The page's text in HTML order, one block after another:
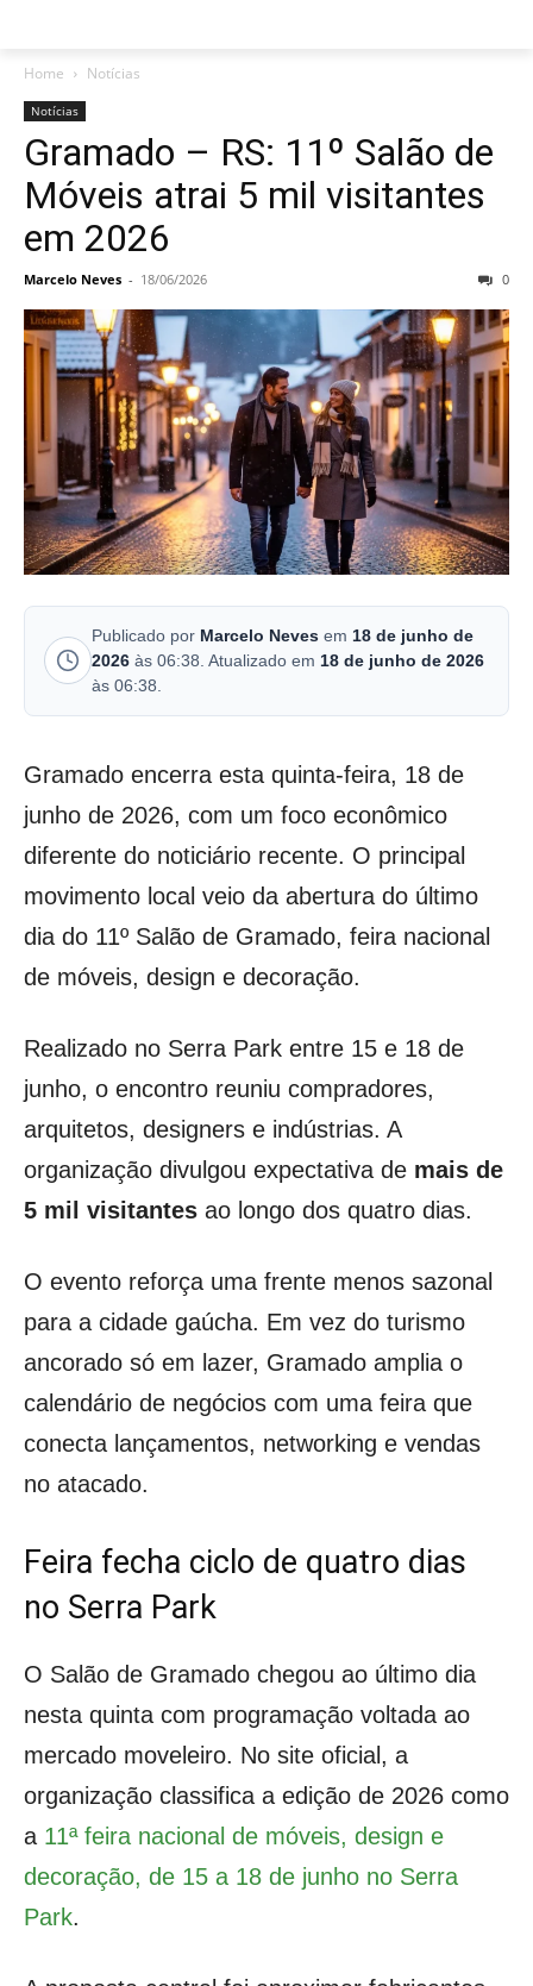
Home Notícias
Notícias
Gramado – RS: 11º Salão de
Móveis atrai 5 mil visitantes
em 2026
Marcelo Neves - 18/06/2026 0
Publicado por Marcelo Neves em 18 de junho de
2026 às 06:38. Atualizado em 18 de junho de 2026
às 06:38.
Gramado encerra esta quinta-feira, 18 de
junho de 2026, com um foco econômico
diferente do noticiário recente. O principal
movimento local veio da abertura do último
dia do 11º Salão de Gramado, feira nacional
de móveis, design e decoração.
Realizado no Serra Park entre 15 e 18 de
junho, o encontro reuniu compradores,
arquitetos, designers e indústrias. A
organização divulgou expectativa de mais de
5 mil visitantes ao longo dos quatro dias.
O evento reforça uma frente menos sazonal
para a cidade gaúcha. Em vez do turismo
ancorado só em lazer, Gramado amplia o
calendário de negócios com uma feira que
conecta lançamentos, networking e vendas
no atacado.
Feira fecha ciclo de quatro dias
no Serra Park
O Salão de Gramado chegou ao último dia
nesta quinta com programação voltada ao
mercado moveleiro. No site oficial, a
organização classifica a edição de 2026 como
a 11ª feira nacional de móveis, design e
decoração, de 15 a 18 de junho no Serra
Park.